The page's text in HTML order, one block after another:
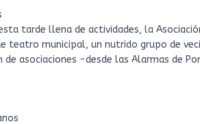
tarde llena de actividades, la
teatro municipal, un nutrido grupo de
de asociaciones -desde las Alarmas de